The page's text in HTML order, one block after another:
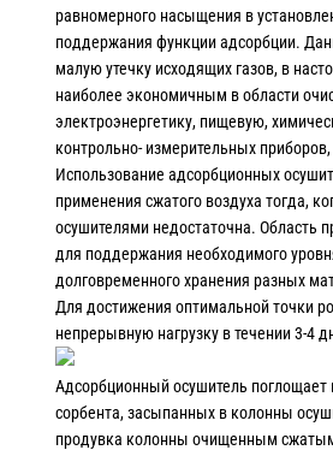
равномерного насыщения в
поддержания функции адсорбции.
малую утечку исходящих газов, в
наиболее экономичным в области
электроэнергетику, пищевую,
контрольно- измерительных приборов,
Использование адсорбционных
применения сжатого воздуха тогда,
осушителями недостаточна. Область
для поддержания необходимого
долговременного хранения разных
Для достижения оптимальной точки
непрерывную нагрузку в течении 3-4
Адсорбционный осушитель поглощает
сорбента, засыпанных в колонны
продувка колонны очищенным